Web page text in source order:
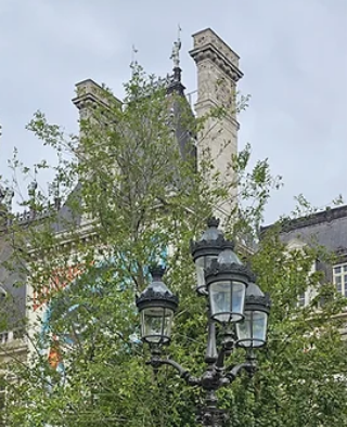
man arbejder med byplanlægning og
boligudvikling som et fælles anliggende.
Social bæredygtighed for storbyens
kan man lære meget om her. Byen ruller et
helårsprogram ud med 140 udstillinger,
debatter og workshops, hvor byen selv
fungerer som læringsrum. Arkitektur og
byplanlægning bruges til at adressere uligh